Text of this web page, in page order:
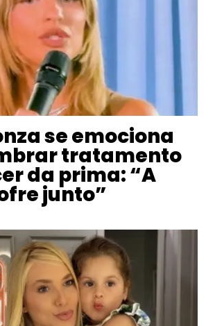
se emociona
tratamento
da prima: “A
junto”